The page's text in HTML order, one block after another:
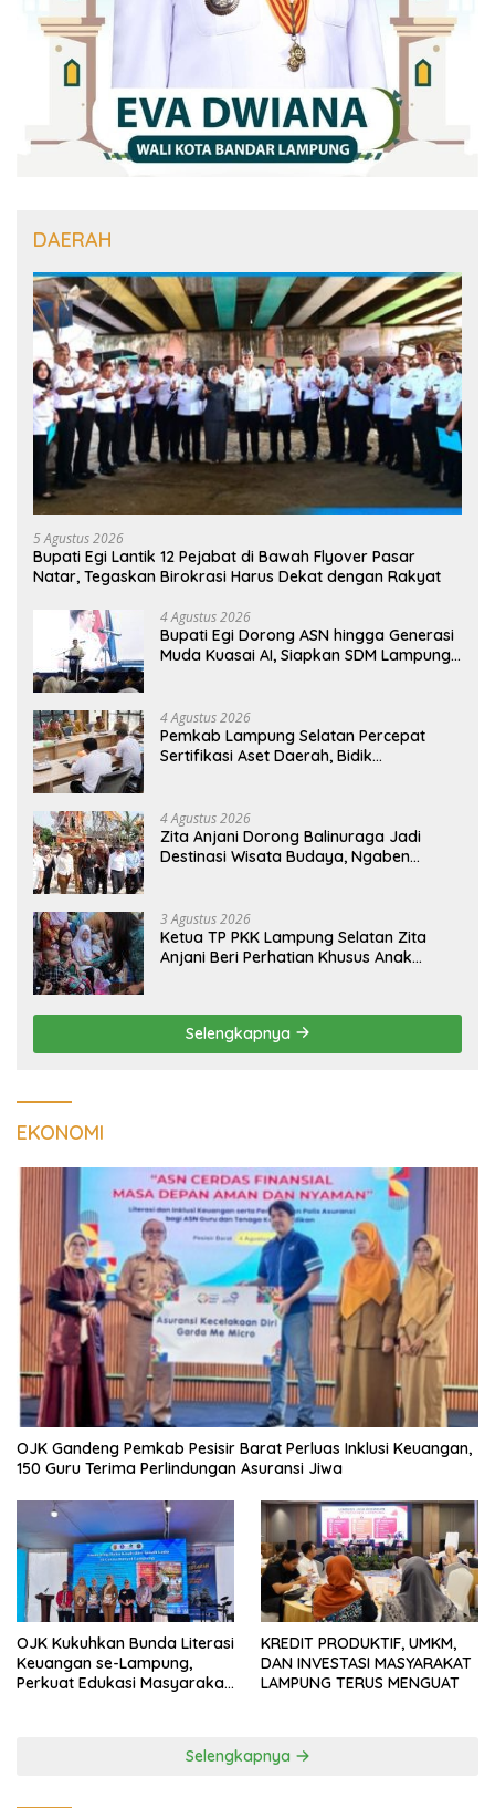
DAERAH
5 Agustus 2026
Bupati Egi Lantik 12 Pejabat di Bawah Flyover Pasar
Natar, Tegaskan Birokrasi Harus Dekat dengan Rakyat
4 Agustus 2026
Bupati Egi Dorong ASN hingga Generasi
Muda Kuasai AI, Siapkan SDM Lampung
4 Agustus 2026
Pemkab Lampung Selatan Percepat
Sertifikasi Aset Daerah, Bidik
4 Agustus 2026
Zita Anjani Dorong Balinuraga Jadi
Destinasi Wisata Budaya, Ngaben
3 Agustus 2026
Ketua TP PKK Lampung Selatan Zita
Anjani Beri Perhatian Khusus Anak
Selengkapnya
EKONOMI
OJK Gandeng Pemkab Pesisir Barat Perluas Inklusi Keuangan,
150 Guru Terima Perlindungan Asuransi Jiwa
OJK Kukuhkan Bunda Literasi
Keuangan se-Lampung,
Perkuat Edukasi Masyarakat
KREDIT PRODUKTIF, UMKM,
DAN INVESTASI MASYARAKAT
LAMPUNG TERUS MENGUAT
Selengkapnya